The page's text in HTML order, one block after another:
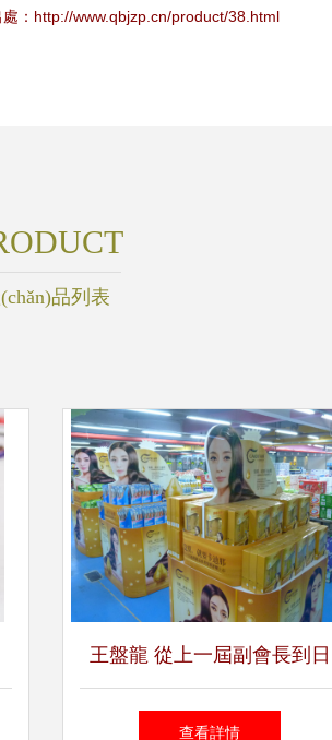
：http://www.qbjzp.cn/product/38.html
品列表
王盤龍 從上一屆副會長到日
用百貨行業(yè)變革的踐行者
查看詳情